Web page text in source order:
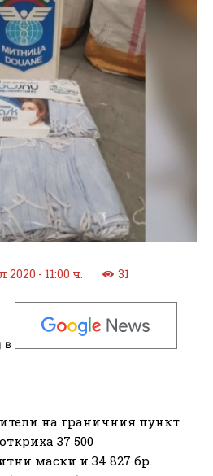
- 11:00 ч. 31
в
на граничния пункт
37 500
маски и 34 827 бр.